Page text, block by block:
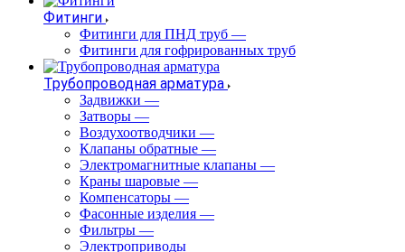
Фитинги
Фитинги для ПНД труб —
Фитинги для гофрированных труб
Трубопроводная арматура
Задвижки —
Затворы —
Воздухоотводчики —
Клапаны обратные —
Электромагнитные клапаны —
Краны шаровые —
Компенсаторы —
Фасонные изделия —
Фильтры —
Электроприводы